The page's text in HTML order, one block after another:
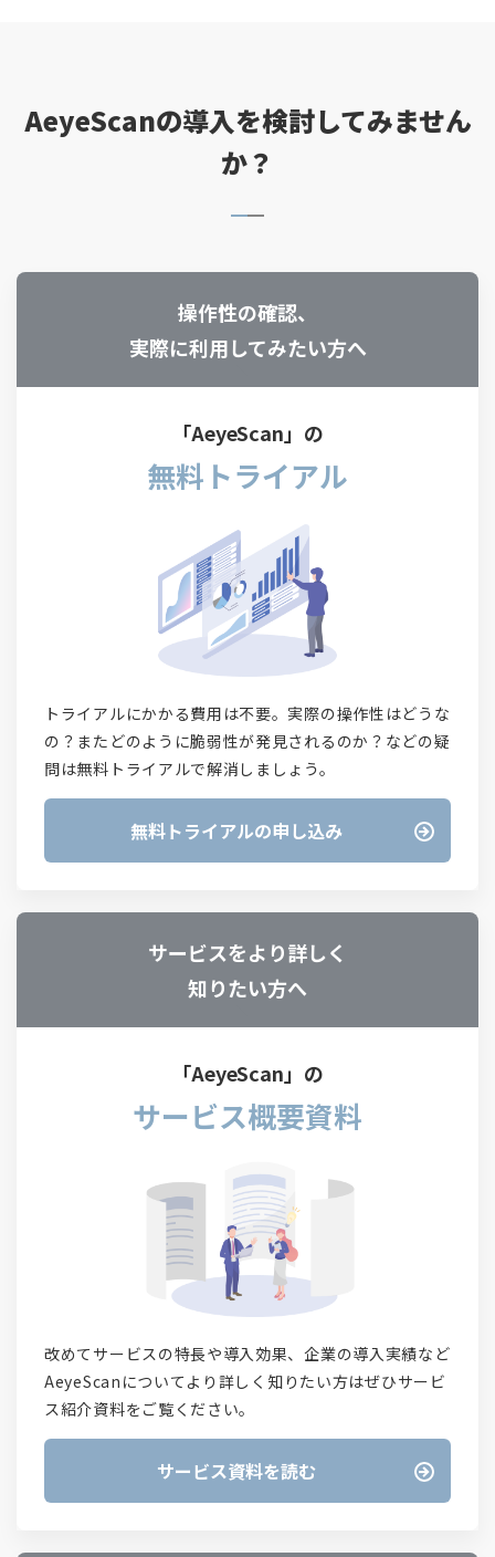
AeyeScanの導入を検討してみません
か？
操作性の確認、
実際に利用してみたい方へ
「AeyeScan」の
無料トライアル
トライアルにかかる費用は不要。実際の操作性はどうな
の？またどのように脆弱性が発見されるのか？などの疑
問は無料トライアルで解消しましょう。
無料トライアルの申し込み
サービスをより詳しく
知りたい方へ
「AeyeScan」の
サービス概要資料
改めてサービスの特長や導入効果、企業の導入実績など
AeyeScanについてより詳しく知りたい方はぜひサービ
ス紹介資料をご覧ください。
サービス資料を読む